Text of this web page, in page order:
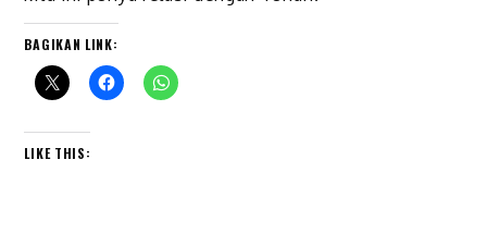
BAGIKAN LINK:
LIKE THIS: